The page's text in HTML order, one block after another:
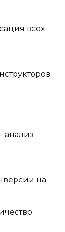
всех
анализ
на